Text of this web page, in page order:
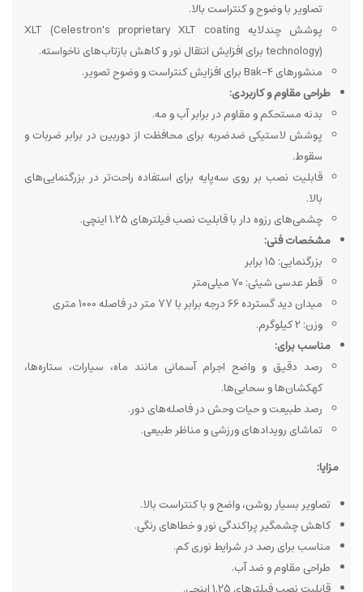
تصاویر با وضوح و کنتراست بالا.
پوشش چندلایه XLT (Celestron's proprietary XLT coating
technology) برای افزایش انتقال نور و کاهش بازتاب‌های ناخواسته.
منشورهای Bak-4 برای افزایش کنتراست و وضوح تصویر.
طراحی مقاوم و کاربردی:
بدنه مستحکم و مقاوم در برابر آب و مه.
پوشش لاستیکی ضدضربه برای محافظت از دوربین در برابر ضربات و
سقوط.
قابلیت نصب بر روی سه‌پایه برای استفاده راحت‌تر در بزرگنمایی‌های
بالا.
چشمی‌های رزوه دار با قابلیت نصب فیلترهای 1.25 اینچی.
مشخصات فنی:
بزرگنمایی: 15 برابر
قطر عدسی شیئی: 70 میلی‌متر
میدان دید گسترده 66 درجه برابر با 77 متر در فاصله 1000 متری
وزن: 2 کیلوگرم.
مناسب برای:
رصد دقیق و واضح اجرام آسمانی مانند ماه، سیارات، ستاره‌ها،
کهکشان‌ها و سحابی‌ها.
رصد طبیعت و حیات وحش در فاصله‌های دور.
تماشای رویدادهای ورزشی و مناظر طبیعی.
مزایا:
تصاویر بسیار روشن، واضح و با کنتراست بالا.
کاهش چشمگیر پراکندگی نور و خطاهای رنگی.
مناسب برای رصد در شرایط نوری کم.
طراحی مقاوم و ضد آب.